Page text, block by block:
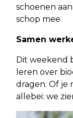
schoenen
schop mee.
Samen
Dit weekend
leren over
dragen. Of je
allebei: we